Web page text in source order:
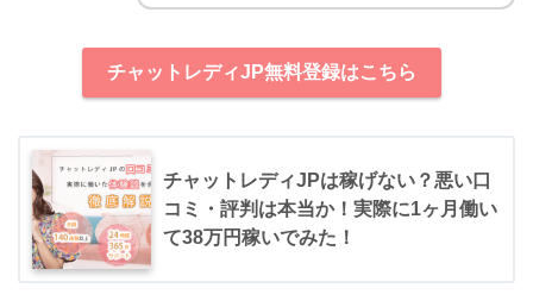
チャットレディJP無料登録はこちら
チャットレディJPは稼げない？悪い口
コミ・評判は本当か！実際に1ヶ月働い
て38万円稼いでみた！